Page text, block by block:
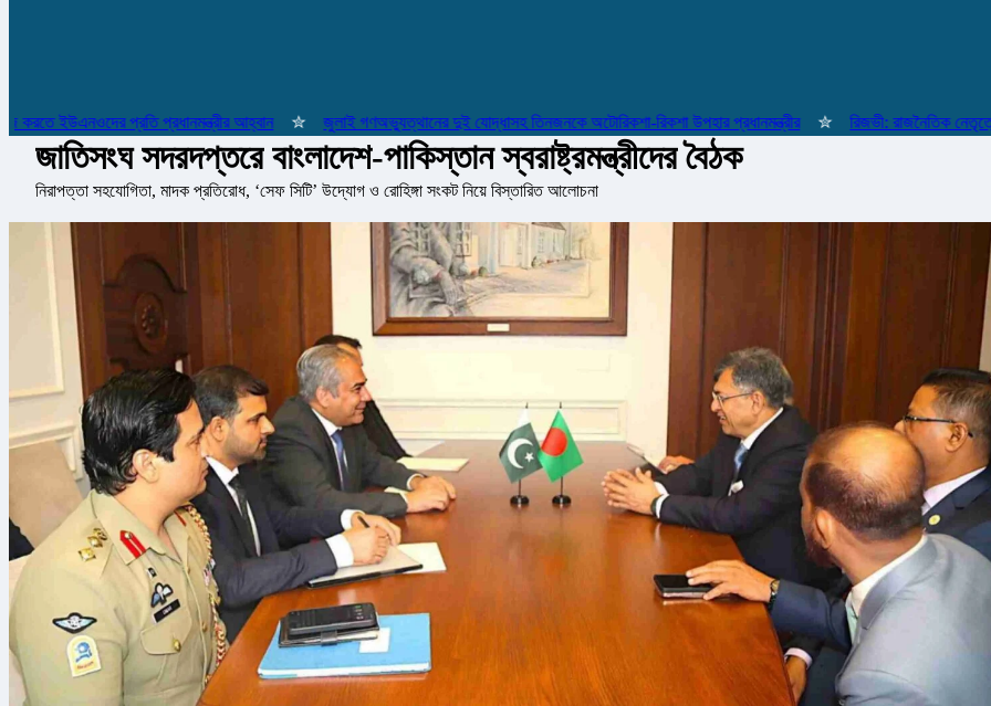
ইউএনওদের প্রতি প্রধানমন্ত্রীর আহ্বান ✮ জুলাই গণঅভ্যুত্থানের দুই যোদ্ধাসহ তিনজনকে অটোরিকশা-রিকশা উপহার প্রধানমন্ত্রীর ✮ রিজভী: রাজনৈতিক নেতৃত্বের
জাতিসংঘ সদরদপ্তরে বাংলাদেশ-পাকিস্তান স্বরাষ্ট্রমন্ত্রীদের বৈঠক
নিরাপত্তা সহযোগিতা, মাদক প্রতিরোধ, ‘সেফ সিটি’ উদ্যোগ ও রোহিঙ্গা সংকট নিয়ে বিস্তারিত আলোচনা